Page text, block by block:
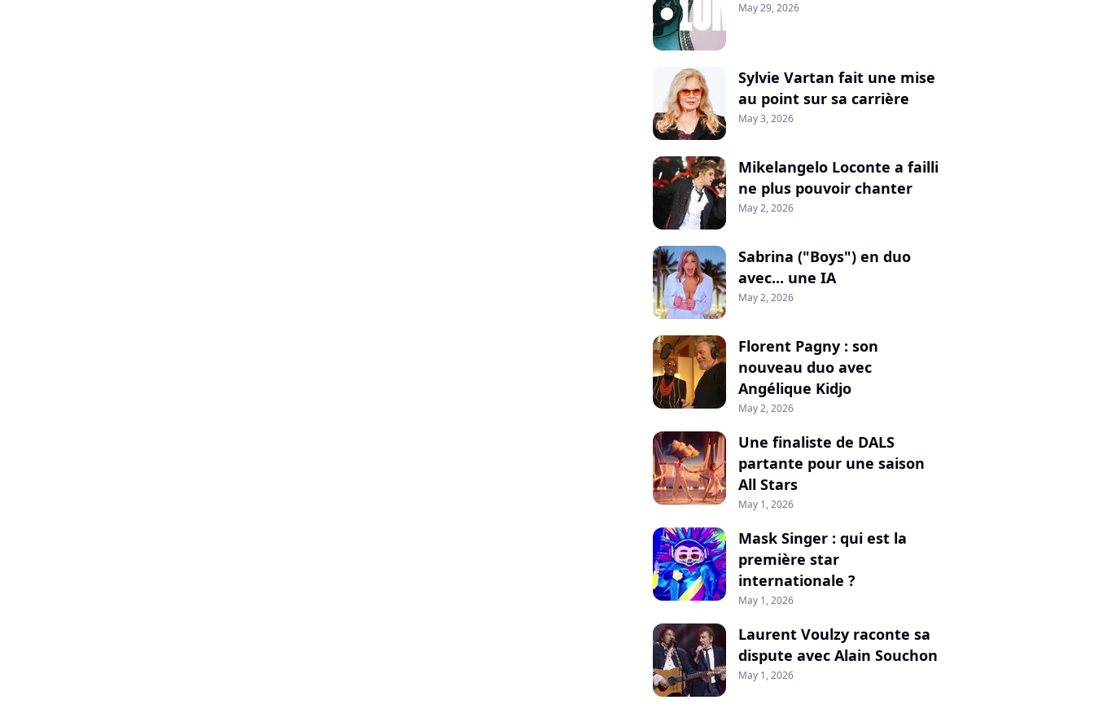
May 29, 2026
Sylvie Vartan fait une mise
au point sur sa carrière
May 3, 2026
Mikelangelo Loconte a failli
ne plus pouvoir chanter
May 2, 2026
Sabrina ("Boys") en duo
avec... une IA
May 2, 2026
Florent Pagny : son
nouveau duo avec
Angélique Kidjo
May 2, 2026
Une finaliste de DALS
partante pour une saison
All Stars
May 1, 2026
Mask Singer : qui est la
première star
internationale ?
May 1, 2026
Laurent Voulzy raconte sa
dispute avec Alain Souchon
May 1, 2026